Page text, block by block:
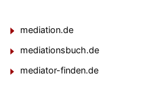
mediation.de
mediationsbuch.de
mediator-finden.de